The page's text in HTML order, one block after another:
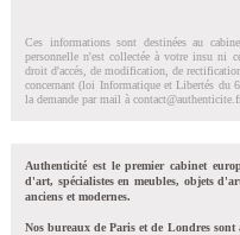
Ces informations sont destinées au
personnelle n'est collectée à votre insu ni
droit d'accés, de modification, de
concernant (loi Informatique et Libertés du
la demande par mail à contact@authenticite.fr
Authenticité est le premier cabinet
d'art, spécialistes en meubles, objets
anciens et modernes.
Nos bureaux de Paris et de Londres